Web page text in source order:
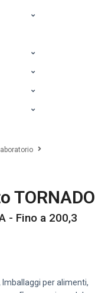
TORNADO
- Fino a 200,3
per alimenti,